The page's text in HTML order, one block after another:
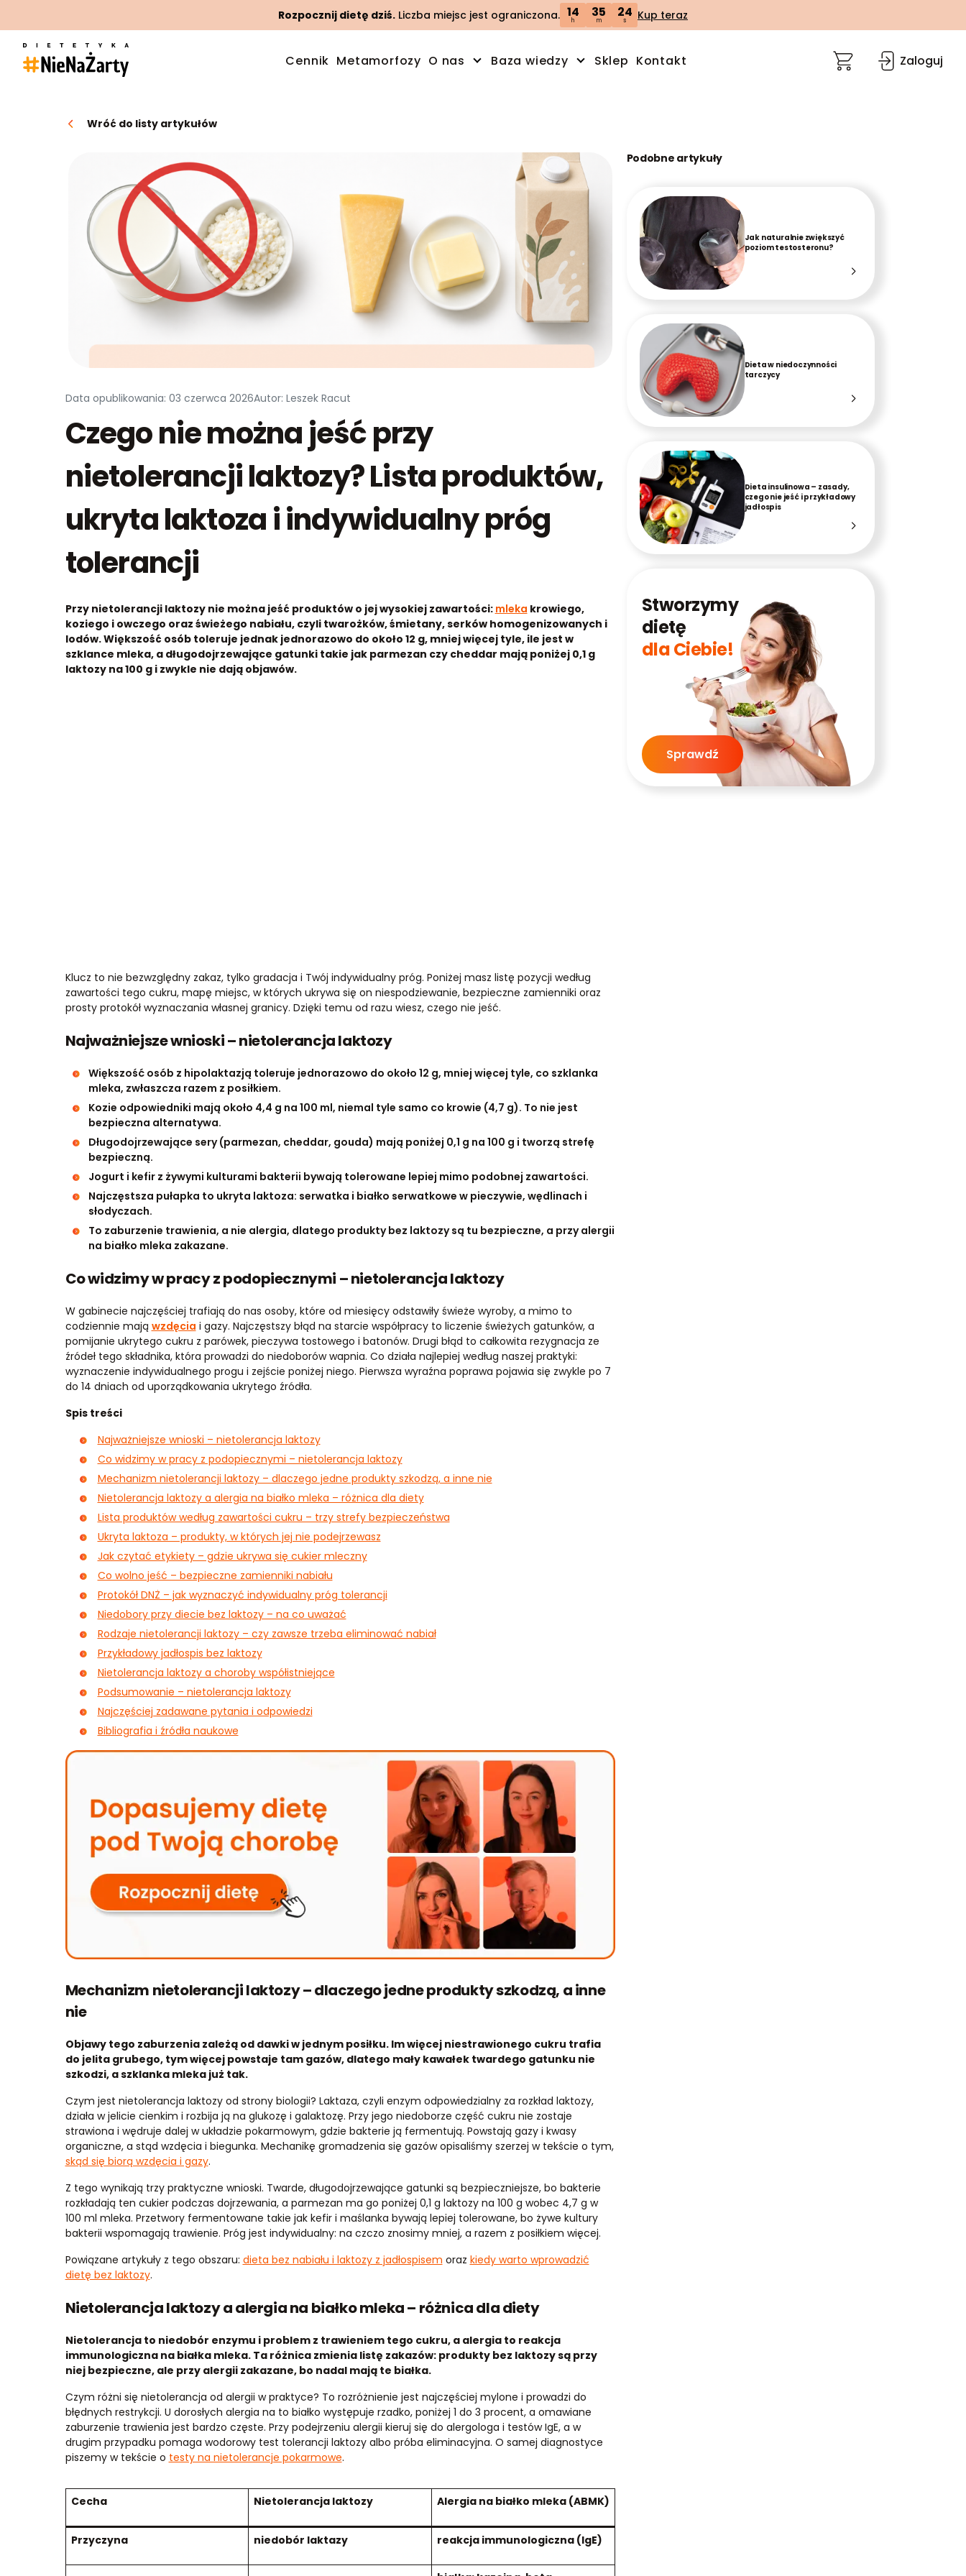
Rozpocznij dietę dziś. Liczba miejsc jest ograniczona. 14
h
35
m
23
s Kup teraz
Cennik Metamorfozy O nas Baza wiedzy Sklep Kontakt Zaloguj
Wróć do listy artykułów
Data opublikowania: 03 czerwca 2026Autor: Leszek Racut
Czego nie można jeść przy
nietolerancji laktozy? Lista produktów,
ukryta laktoza i indywidualny próg
tolerancji
Przy nietolerancji laktozy nie można jeść produktów o jej wysokiej zawartości: mleka krowiego,
koziego i owczego oraz świeżego nabiału, czyli twarożków, śmietany, serków homogenizowanych i
lodów. Większość osób toleruje jednak jednorazowo do około 12 g, mniej więcej tyle, ile jest w
szklance mleka, a długodojrzewające gatunki takie jak parmezan czy cheddar mają poniżej 0,1 g
laktozy na 100 g i zwykle nie dają objawów.
Klucz to nie bezwzględny zakaz, tylko gradacja i Twój indywidualny próg. Poniżej masz listę pozycji według
zawartości tego cukru, mapę miejsc, w których ukrywa się on niespodziewanie, bezpieczne zamienniki oraz
prosty protokół wyznaczania własnej granicy. Dzięki temu od razu wiesz, czego nie jeść.
Najważniejsze wnioski – nietolerancja laktozy
Większość osób z hipolaktazją toleruje jednorazowo do około 12 g, mniej więcej tyle, co szklanka
mleka, zwłaszcza razem z posiłkiem.
Kozie odpowiedniki mają około 4,4 g na 100 ml, niemal tyle samo co krowie (4,7 g). To nie jest
bezpieczna alternatywa.
Długodojrzewające sery (parmezan, cheddar, gouda) mają poniżej 0,1 g na 100 g i tworzą strefę
bezpieczną.
Jogurt i kefir z żywymi kulturami bakterii bywają tolerowane lepiej mimo podobnej zawartości.
Najczęstsza pułapka to ukryta laktoza: serwatka i białko serwatkowe w pieczywie, wędlinach i
słodyczach.
To zaburzenie trawienia, a nie alergia, dlatego produkty bez laktozy są tu bezpieczne, a przy alergii
na białko mleka zakazane.
Co widzimy w pracy z podopiecznymi – nietolerancja laktozy
W gabinecie najczęściej trafiają do nas osoby, które od miesięcy odstawiły świeże wyroby, a mimo to
codziennie mają wzdęcia i gazy. Najczęstszy błąd na starcie współpracy to liczenie świeżych gatunków, a
pomijanie ukrytego cukru z parówek, pieczywa tostowego i batonów. Drugi błąd to całkowita rezygnacja ze
źródeł tego składnika, która prowadzi do niedoborów wapnia. Co działa najlepiej według naszej praktyki:
wyznaczenie indywidualnego progu i zejście poniżej niego. Pierwsza wyraźna poprawa pojawia się zwykle po 7
do 14 dniach od uporządkowania ukrytego źródła.
Spis treści
Najważniejsze wnioski – nietolerancja laktozy
Co widzimy w pracy z podopiecznymi – nietolerancja laktozy
Mechanizm nietolerancji laktozy – dlaczego jedne produkty szkodzą, a inne nie
Nietolerancja laktozy a alergia na białko mleka – różnica dla diety
Lista produktów według zawartości cukru – trzy strefy bezpieczeństwa
Ukryta laktoza – produkty, w których jej nie podejrzewasz
Jak czytać etykiety – gdzie ukrywa się cukier mleczny
Co wolno jeść – bezpieczne zamienniki nabiału
Protokół DNŻ – jak wyznaczyć indywidualny próg tolerancji
Niedobory przy diecie bez laktozy – na co uważać
Rodzaje nietolerancji laktozy – czy zawsze trzeba eliminować nabiał
Przykładowy jadłospis bez laktozy
Nietolerancja laktozy a choroby współistniejące
Podsumowanie – nietolerancja laktozy
Najczęściej zadawane pytania i odpowiedzi
Bibliografia i źródła naukowe
Mechanizm nietolerancji laktozy – dlaczego jedne produkty szkodzą, a inne
nie
Objawy tego zaburzenia zależą od dawki w jednym posiłku. Im więcej niestrawionego cukru trafia
do jelita grubego, tym więcej powstaje tam gazów, dlatego mały kawałek twardego gatunku nie
szkodzi, a szklanka mleka już tak.
Czym jest nietolerancja laktozy od strony biologii? Laktaza, czyli enzym odpowiedzialny za rozkład laktozy,
działa w jelicie cienkim i rozbija ją na glukozę i galaktozę. Przy jego niedoborze część cukru nie zostaje
strawiona i wędruje dalej w układzie pokarmowym, gdzie bakterie ją fermentują. Powstają gazy i kwasy
organiczne, a stąd wzdęcia i biegunka. Mechanikę gromadzenia się gazów opisaliśmy szerzej w tekście o tym,
skąd się biorą wzdęcia i gazy.
Z tego wynikają trzy praktyczne wnioski. Twarde, długodojrzewające gatunki są bezpieczniejsze, bo bakterie
rozkładają ten cukier podczas dojrzewania, a parmezan ma go poniżej 0,1 g laktozy na 100 g wobec 4,7 g w
100 ml mleka. Przetwory fermentowane takie jak kefir i maślanka bywają lepiej tolerowane, bo żywe kultury
bakterii wspomagają trawienie. Próg jest indywidualny: na czczo znosimy mniej, a razem z posiłkiem więcej.
Powiązane artykuły z tego obszaru: dieta bez nabiału i laktozy z jadłospisem oraz kiedy warto wprowadzić
dietę bez laktozy.
Nietolerancja laktozy a alergia na białko mleka – różnica dla diety
Nietolerancja to niedobór enzymu i problem z trawieniem tego cukru, a alergia to reakcja
immunologiczna na białka mleka. Ta różnica zmienia listę zakazów: produkty bez laktozy są przy
niej bezpieczne, ale przy alergii zakazane, bo nadal mają te białka.
Czym różni się nietolerancja od alergii w praktyce? To rozróżnienie jest najczęściej mylone i prowadzi do
błędnych restrykcji. U dorosłych alergia na to białko występuje rzadko, poniżej 1 do 3 procent, a omawiane
zaburzenie trawienia jest bardzo częste. Przy podejrzeniu alergii kieruj się do alergologa i testów IgE, a w
drugim przypadku pomaga wodorowy test tolerancji laktozy albo próba eliminacyjna. O samej diagnostyce
piszemy w tekście o testy na nietolerancje pokarmowe.
Cecha Nietolerancja laktozy Alergia na białko mleka (ABMK)
Przyczyna niedobór laktazy reakcja immunologiczna (IgE)
Podobne artykuły
Jak naturalnie zwiększyć
poziom testosteronu?
Dieta w niedoczynności
tarczycy
Dieta insulinowa – zasady,
czego nie jeść i przykładowy
jadłospis
Stworzymy
dietę
dla Ciebie!
Sprawdź